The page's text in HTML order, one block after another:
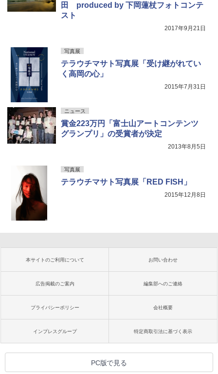
田 produced by 下岡蓮杖フォトコンテ
スト
2017年9月21日
写真展
テラウチマサト写真展「受け継がれてい
く高岡の心」
2015年7月31日
ニュース
賞金223万円「富士山アートコンテンツ
グランプリ」の受賞者が決定
2013年8月5日
写真展
テラウチマサト写真展「RED FISH」
2015年12月8日
本サイトのご利用について お問い合わせ
広告掲載のご案内 編集部へのご連絡
プライバシーポリシー 会社概要
インプレスグループ 特定商取引法に基づく表示
PC版で見る